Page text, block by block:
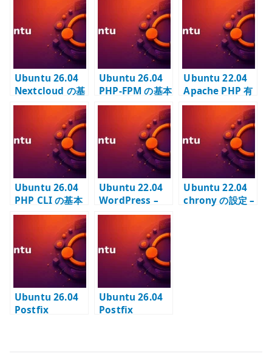
r
Ubuntu 26.04
Nextcloud の基
本構成 – Nginx /
MariaDB で土台
を作る
Ubuntu 26.04
PHP-FPM の基本
設定 – Web サー
バーと PHP 実行
環境を分離する
Ubuntu 22.04
Apache PHP 有
効化 –
libapache2-
mod-php の設
定と確認
Ubuntu 26.04
PHP CLI の基本
設定 – 管理コマ
ンドと拡張モジ
ュールを確認す
る
Ubuntu 22.04
WordPress –
Apache / PHP /
CMS を構築する
Ubuntu 22.04
chrony の設定 –
Ubuntu 26.04
Postfix
Ubuntu 26.04
Postfix